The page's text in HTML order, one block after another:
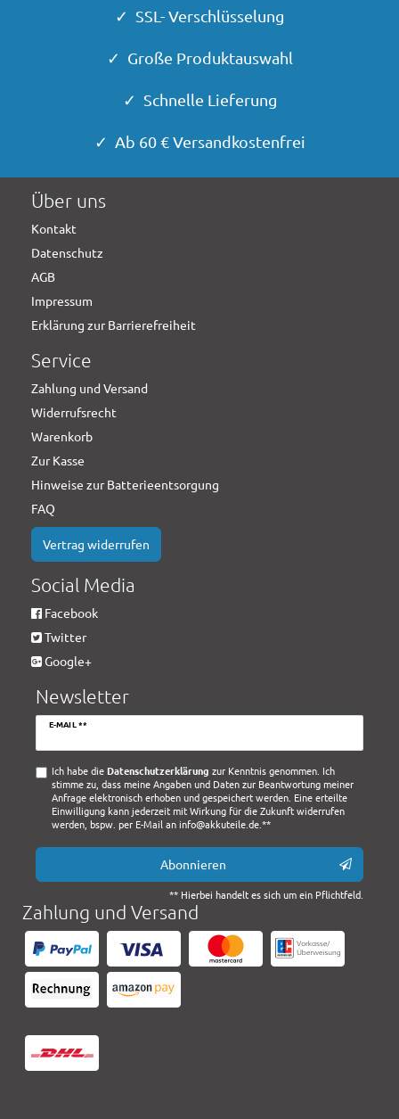
✓ SSL- Verschlüsselung
✓ Große Produktauswahl
✓ Schnelle Lieferung
✓ Ab 60 € Versandkostenfrei
Über uns
Kontakt
Datenschutz
AGB
Impressum
Erklärung zur Barrierefreiheit
Service
Zahlung und Versand
Widerrufsrecht
Warenkorb
Zur Kasse
Hinweise zur Batterieentsorgung
FAQ
Vertrag widerrufen
Social Media
Facebook
Twitter
Google+
Newsletter
E-MAIL **
Newsletter
Ich habe die Daten­schutz­erklärung zur Kenntnis genommen. Ich
stimme zu, dass meine Angaben und Daten zur Beantwortung meiner
Anfrage elektronisch erhoben und gespeichert werden. Eine erteilte
Einwilligung kann jederzeit mit Wirkung für die Zukunft widerrufen
werden, bspw. per E-Mail an info@akkuteile.de.**
Abonnieren
** Hierbei handelt es sich um ein Pflichtfeld.
Zahlung und Versand